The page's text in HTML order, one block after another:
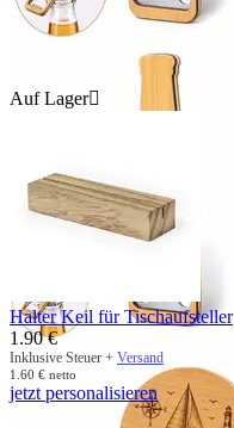
Auf Lager
Halter Keil für Tischaufsteller
1.90 €
Inklusive Steuer + Versand
1.60 € netto
jetzt personalisieren